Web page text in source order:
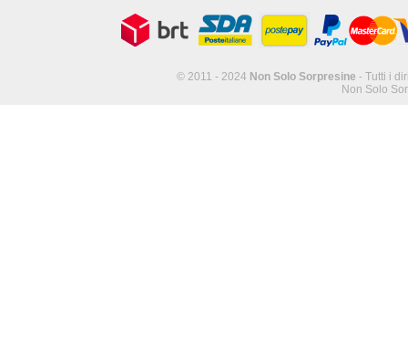
© 2011 - 2024 Non Solo Sorpresine - Tutti i
Non Solo